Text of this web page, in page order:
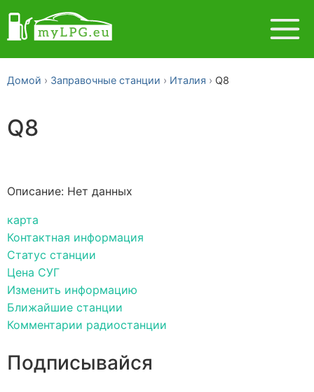
Домой Заправочные станции Италия Q8
Q8
Описание: Нет данных
карта
Контактная информация
Статус станции
Цена СУГ
Изменить информацию
Ближайшие станции
Комментарии радиостанции
Подписывайся